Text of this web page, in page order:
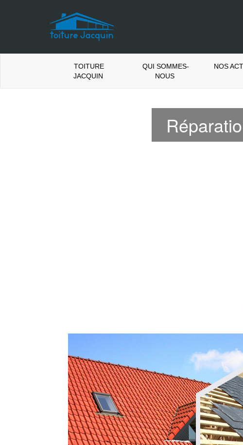
TOITURE
JACQUIN
QUI SOMMES-
NOUS
NOS